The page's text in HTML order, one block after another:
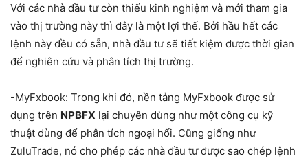
Với các nhà đầu tư còn thiếu kinh nghiệm và mới tham gia
vào thị trường này thì đây là một lợi thế. Bởi hầu hết các
lệnh này đều có sẵn, nhà đầu tư sẽ tiết kiệm được thời gian
để nghiên cứu và phân tích thị trường.
-MyFxbook: Trong khi đó, nền tảng MyFxbook được sử
dụng trên NPBFX lại chuyên dùng như một công cụ kỹ
thuật dùng để phân tích ngoại hối. Cũng giống như
ZuluTrade, nó cho phép các nhà đầu tư được sao chép lệnh